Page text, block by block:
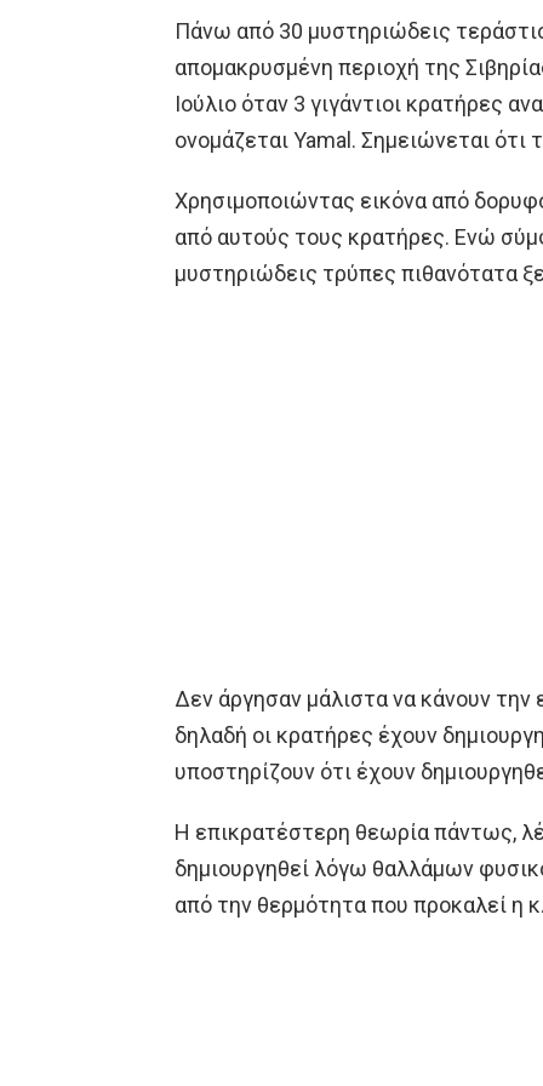
Πάνω από 30 μυστηριώδεις
απομακρυσμένη περιοχή της
Ιούλιο όταν 3 γιγάντιοι κρατήρες
ονομάζεται Yamal. Σημειώνεται ότι
Χρησιμοποιώντας εικόνα από
από αυτούς τους κρατήρες. Ενώ
μυστηριώδεις τρύπες πιθανότατα
Δεν άργησαν μάλιστα να κάνουν την
δηλαδή οι κρατήρες έχουν
υποστηρίζουν ότι έχουν
Η επικρατέστερη θεωρία πάντως,
δημιουργηθεί λόγω θαλλάμων
από την θερμότητα που προκαλεί η